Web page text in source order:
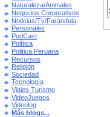
Naturaleza/Animales
Negocios Corporativos
Noticias/Tv/Farándula
Personales
PodCast
Política
Politica Peruana
Recursos
Religión
Sociedad
Tecnología
Viajes Turismo
VideoJuegos
Videolog
Más blogs...